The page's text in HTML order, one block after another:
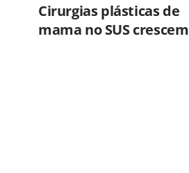
Cirurgias plásticas de
mama no SUS crescem